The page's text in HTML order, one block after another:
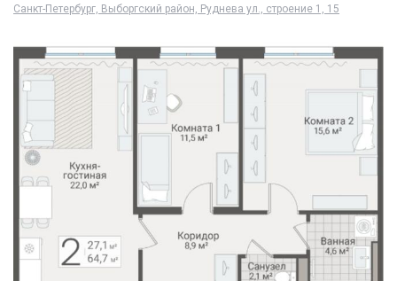
Санкт-Петербург, Выборгский район, Руднева ул., строение 1, 15